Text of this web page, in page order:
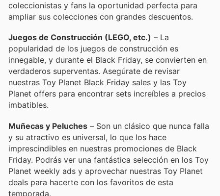
coleccionistas y fans la oportunidad perfecta para
ampliar sus colecciones con grandes descuentos.
Juegos de Construcción (LEGO, etc.) – La
popularidad de los juegos de construcción es
innegable, y durante el Black Friday, se convierten en
verdaderos superventas. Asegúrate de revisar
nuestras Toy Planet Black Friday sales y las Toy
Planet offers para encontrar sets increíbles a precios
imbatibles.
Muñecas y Peluches – Son un clásico que nunca falla
y su atractivo es universal, lo que los hace
imprescindibles en nuestras promociones de Black
Friday. Podrás ver una fantástica selección en los Toy
Planet weekly ads y aprovechar nuestras Toy Planet
deals para hacerte con los favoritos de esta
temporada.